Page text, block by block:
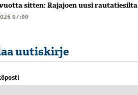
sitten: Rajajoen uusi rautatiesilta
07:00
uutiskirje